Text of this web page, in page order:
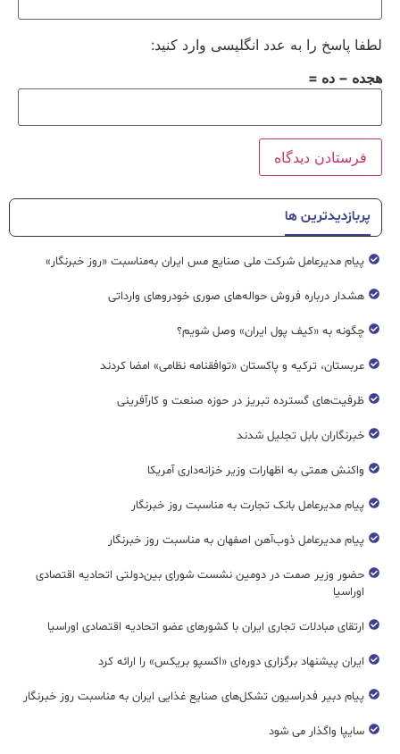
لطفا پاسخ را به عدد انگلیسی وارد کنید:
هجده − ده =
پربازدیدترین ها
پیام مدیرعامل شرکت ملی صنایع مس ایران به‌مناسبت «روز خبرنگار»
هشدار درباره فروش حواله‌های صوری خودروهای وارداتی
چگونه به «کیف پول ایران» وصل شویم؟
عربستان، ترکیه و پاکستان «توافقنامه نظامی» امضا کردند
ظرفیت‌های گسترده‌ تبریز در حوزه صنعت و کارآفرینی
خبرنگاران بابل تجلیل شدند
واکنش همتی به اظهارات وزیر خزانه‌داری آمریکا
پیام مدیرعامل بانک تجارت به مناسبت روز خبرنگار
پیام مدیرعامل ذوب‌آهن اصفهان به مناسبت روز خبرنگار
حضور وزیر صمت در دومین نشست شورای بین‌دولتی اتحادیه اقتصادی
اوراسیا
ارتقای مبادلات تجاری ایران با کشورهای عضو اتحادیه اقتصادی اوراسیا
ایران پیشنهاد برگزاری دوره‌ای «اکسپو بریکس» را ارائه کرد
پیام دبیر فدراسیون تشکل‌های صنایع غذایی ایران به مناسبت روز خبرنگار
سایپا واگذار می شود